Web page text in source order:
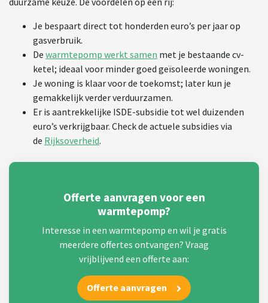
Je bespaart direct tot honderden euro’s per jaar op
gasverbruik.
De warmtepomp werkt samen met je bestaande cv-
ketel; ideaal voor minder goed geïsoleerde woningen.
Je woning is klaar voor de toekomst; later kun je
gemakkelijk verder verduurzamen.
Er is aantrekkelijke ISDE-subsidie tot wel duizenden
euro’s verkrijgbaar. Check de actuele subsidies via
de Rijksoverheid.
Offerte aanvragen voor een
warmtepomp?
Interesse in een warmtepomp en wil je gratis
meerdere offertes ontvangen? Vraag
vrijblijvend een offerte aan:
Offerte aanvragen